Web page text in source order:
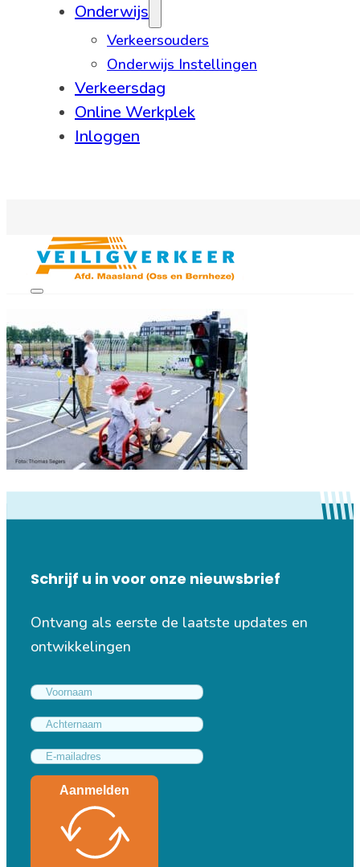
Onderwijs
Verkeersouders
Onderwijs Instellingen
Verkeersdag
Online Werkplek
Inloggen
Schrijf u in voor onze nieuwsbrief
Ontvang als eerste de laatste updates en
ontwikkelingen
Aanmelden